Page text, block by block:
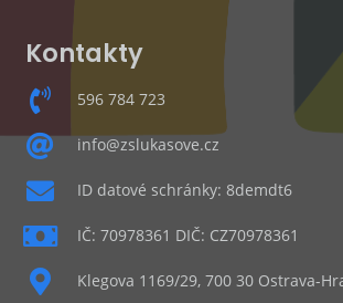
Kontakty
596 784 723
info@zslukasove.cz
ID datové schránky: 8demdt6
IČ: 70978361 DIČ: CZ70978361
Klegova 1169/29, 700 30 Ostrava-